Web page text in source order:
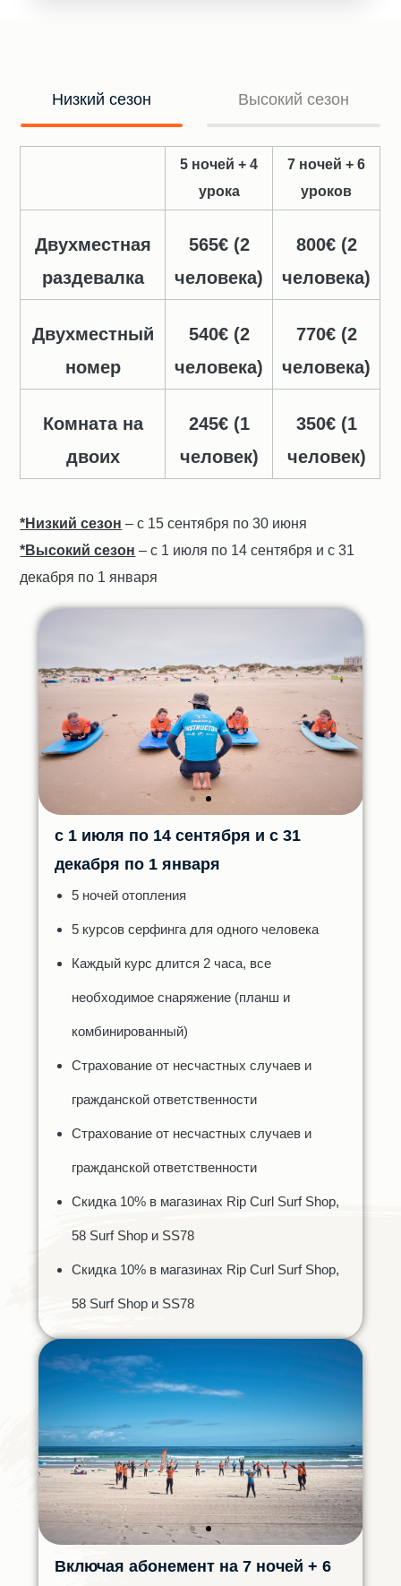
Низкий сезон Высокий сезон
5 ночей + 4
урока
7 ночей + 6
уроков
Двухместная
раздевалка
565€ (2
человека)
800€ (2
человека)
Двухместный
номер
540€ (2
человека)
770€ (2
человека)
Комната на
двоих
245€ (1
человек)
350€ (1
человек)
*Низкий сезон – с 15 сентября по 30 июня
*Высокий сезон – с 1 июля по 14 сентября и с 31
декабря по 1 января
с 1 июля по 14 сентября и с 31
декабря по 1 января
5 ночей отопления
5 курсов серфинга для одного человека
Каждый курс длится 2 часа, все
необходимое снаряжение (планш и
комбинированный)
Страхование от несчастных случаев и
гражданской ответственности
Страхование от несчастных случаев и
гражданской ответственности
Скидка 10% в магазинах Rip Curl Surf Shop,
58 Surf Shop и SS78
Скидка 10% в магазинах Rip Curl Surf Shop,
58 Surf Shop и SS78
Включая абонемент на 7 ночей + 6